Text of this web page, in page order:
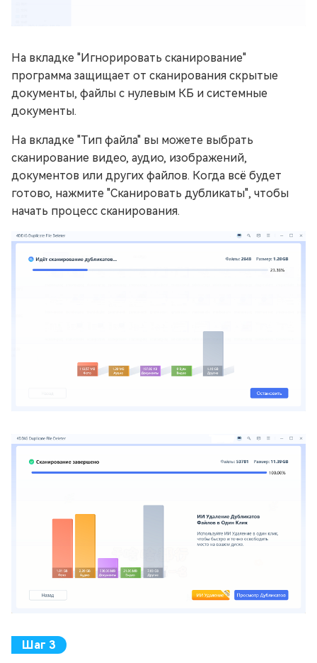
На вкладке "Игнорировать сканирование"
программа защищает от сканирования скрытые
документы, файлы с нулевым КБ и системные
документы.
На вкладке "Тип файла" вы можете выбрать
сканирование видео, аудио, изображений,
документов или других файлов. Когда всё будет
готово, нажмите "Сканировать дубликаты", чтобы
начать процесс сканирования.